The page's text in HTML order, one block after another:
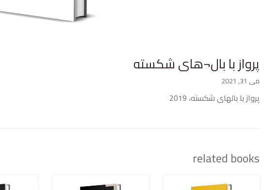
پرواز با بال¬های شکسته
می 31, 2021
پرواز با بال­های شکسته، 2019
related books